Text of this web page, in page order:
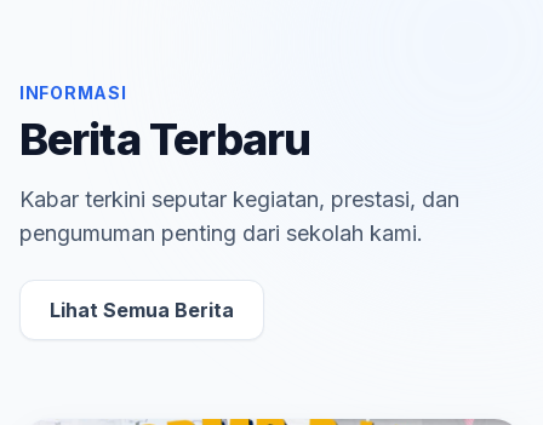
INFORMASI
Berita Terbaru
Kabar terkini seputar kegiatan, prestasi, dan
pengumuman penting dari sekolah kami.
Lihat Semua Berita